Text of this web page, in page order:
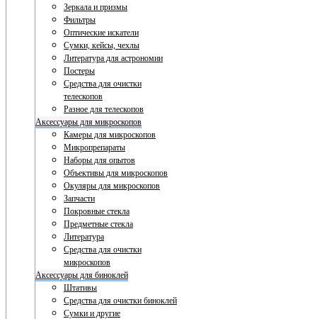
Зеркала и призмы
Фильтры
Оптические искатели
Сумки, кейсы, чехлы
Литература для астрономии
Постеры
Средства для очистки
телескопов
Разное для телескопов
Аксессуары для микроскопов
Камеры для микроскопов
Микропрепараты
Наборы для опытов
Объективы для микроскопов
Окуляры для микроскопов
Запчасти
Покровные стекла
Предметные стекла
Литература
Средства для очистки
микроскопов
Аксессуары для биноклей
Штативы
Средства для очистки биноклей
Сумки и другие